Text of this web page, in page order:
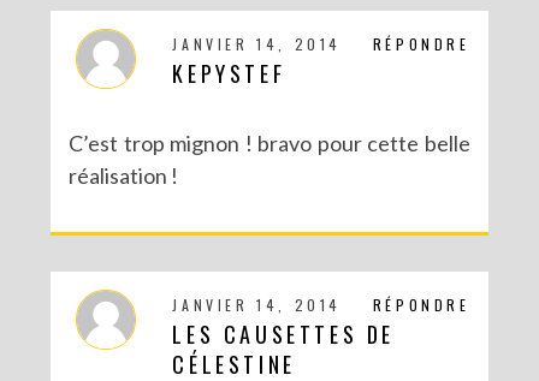
RÉPONDRE
JANVIER 14, 2014
KEPYSTEF
C’est trop mignon ! bravo pour cette belle
réalisation !
RÉPONDRE
JANVIER 14, 2014
LES CAUSETTES DE
CÉLESTINE